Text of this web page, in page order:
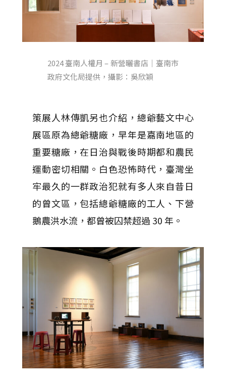
2024 臺南人權月 – 新營曬書店｜臺南市
政府文化局提供，攝影：吳欣穎
策展人林傳凱另也介紹，總爺藝文中心
展區原為總爺糖廠，早年是嘉南地區的
重要糖廠，在日治與戰後時期都和農民
運動密切相關。白色恐怖時代，臺灣坐
牢最久的一群政治犯就有多人來自昔日
的曾文區，包括總爺糖廠的工人、下營
鵝農洪水流，都曾被囚禁超過 30 年。